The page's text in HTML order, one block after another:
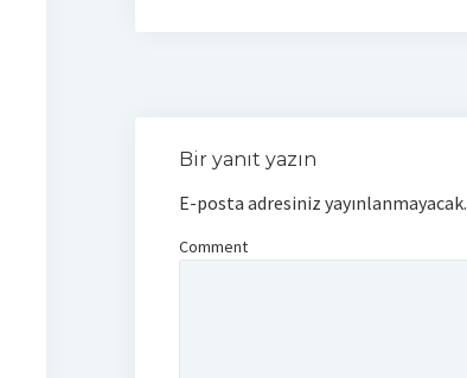
Bir yanıt yazın
E-posta adresiniz yayınlanmayacak.
Comment